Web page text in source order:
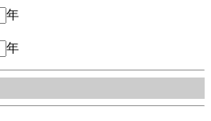
年
年